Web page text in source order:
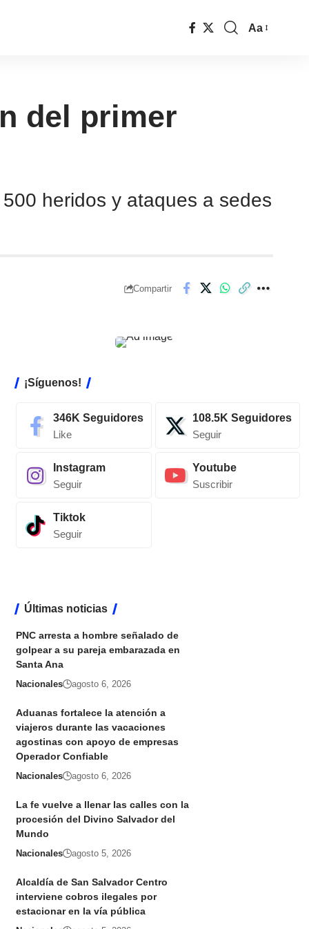
Aa
del primer
heridos y ataques a sedes
Compartir
¡Síguenos!
346K Seguidores
Like
108.5K Seguidores
Seguir
Instagram
Seguir
Youtube
Suscribir
Tiktok
Seguir
Últimas noticias
PNC arresta a hombre señalado de
golpear a su pareja embarazada en
Santa Ana
Nacionales agosto 6, 2026
Aduanas fortalece la atención a
viajeros durante las vacaciones
agostinas con apoyo de empresas
Operador Confiable
Nacionales agosto 6, 2026
La fe vuelve a llenar las calles con la
procesión del Divino Salvador del
Mundo
Nacionales agosto 5, 2026
Alcaldía de San Salvador Centro
interviene cobros ilegales por
estacionar en la vía pública